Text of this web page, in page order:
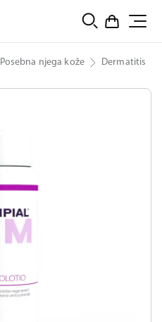
Posebna njega kože Dermatitis